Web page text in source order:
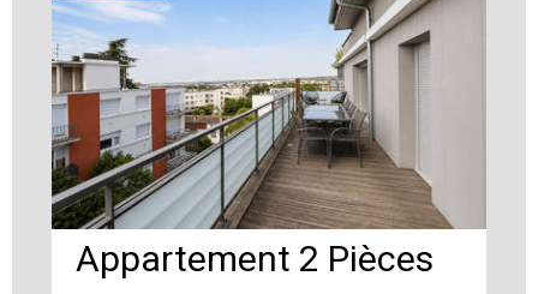
Appartement 2 Pièces